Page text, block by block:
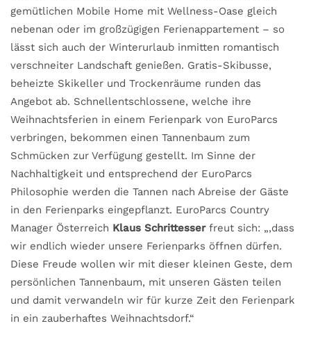
gemütlichen Mobile Home mit Wellness-Oase gleich
nebenan oder im großzügigen Ferienappartement – so
lässt sich auch der Winterurlaub inmitten romantisch
verschneiter Landschaft genießen. Gratis-Skibusse,
beheizte Skikeller und Trockenräume runden das
Angebot ab. Schnellentschlossene, welche ihre
Weihnachtsferien in einem Ferienpark von EuroParcs
verbringen, bekommen einen Tannenbaum zum
Schmücken zur Verfügung gestellt. Im Sinne der
Nachhaltigkeit und entsprechend der EuroParcs
Philosophie werden die Tannen nach Abreise der Gäste
in den Ferienparks eingepflanzt. EuroParcs Country
Manager Österreich Klaus Schrittesserfreut sich: „,dass
wir endlich wieder unsere Ferienparks öffnen dürfen.
Diese Freude wollen wir mit dieser kleinen Geste, dem
persönlichen Tannenbaum, mit unseren Gästen teilen
und damit verwandeln wir für kurze Zeit den Ferienpark
in ein zauberhaftes Weihnachtsdorf.“